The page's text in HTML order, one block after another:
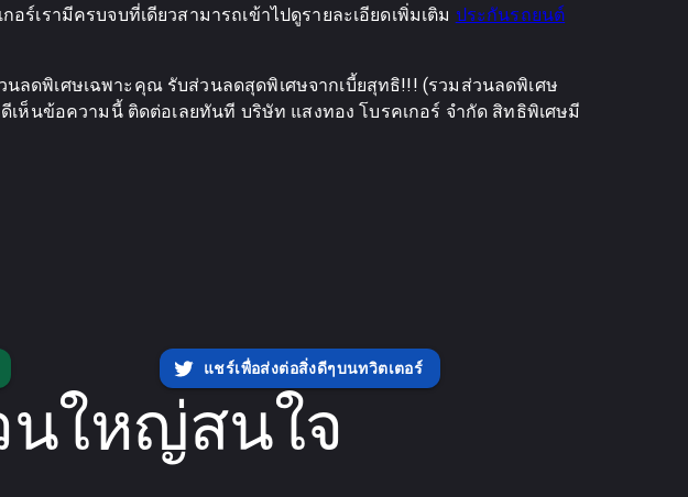
เรามีครบจบที่เดียวสามารถเข้าไปดูรายละเอียดเพิ่มเติม ประกันรถยนต์
ดพิเศษเฉพาะคุณ รับส่วนลดสุดพิเศษจากเบี้ยสุทธิ!!! (รวมส่วนลดพิเศษ
ห็นข้อความนี้ ติดต่อเลยทันที บริษัท แสงทอง โบรคเกอร์ จำกัด สิทธิพิเศษมี
แชร์เพื่อส่งต่อสิ่งดีๆบนทวิตเตอร์
ใหญ่สนใจ